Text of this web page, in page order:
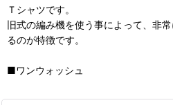
Ｔシャツです。
旧式の編み機を使う事によって、非
るのが特徴です。
■ワンウォッシュ